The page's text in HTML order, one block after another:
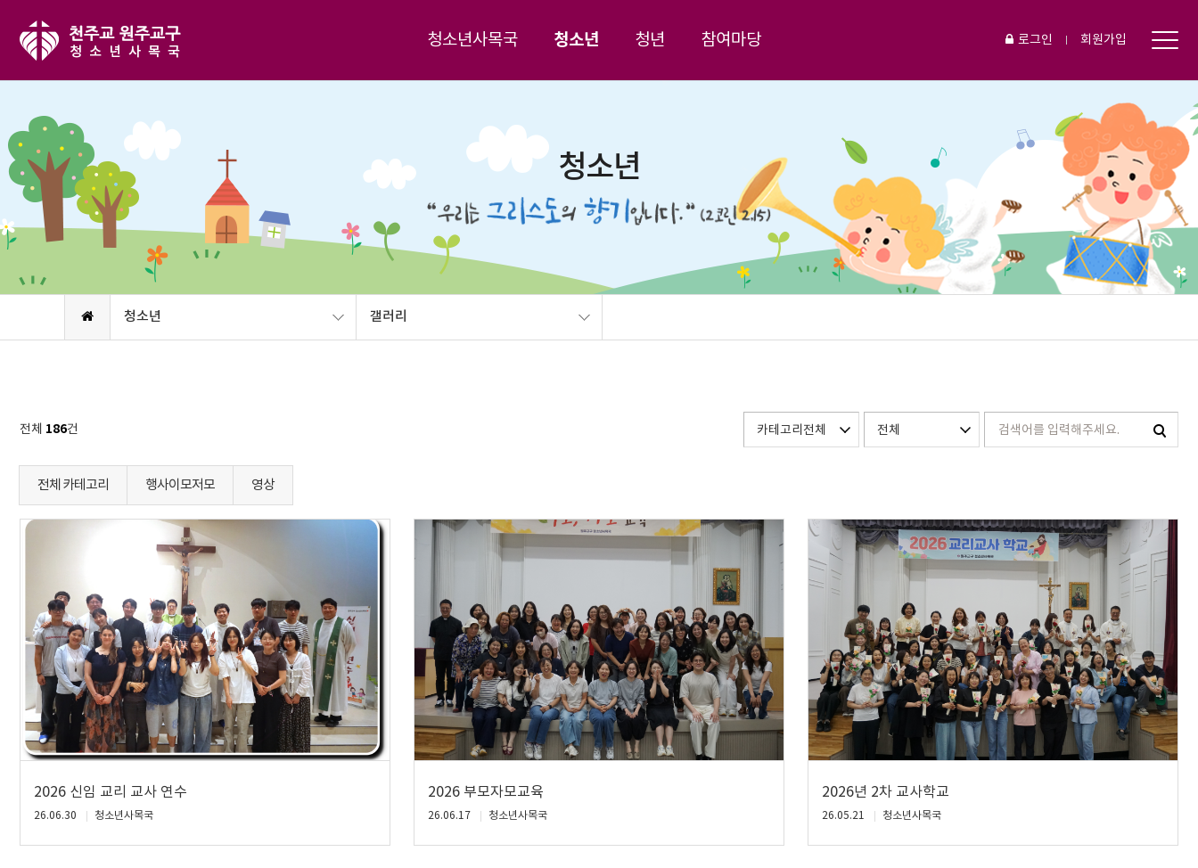
청소년사목국 청소년 청년 참여마당 로그인 회원가입
청소년
청소년 갤러리
전체 186건
전체 카테고리 행사이모저모 영상
2026 신임 교리 교사 연수
26.06.30 청소년사목국
2026 부모자모교육
26.06.17 청소년사목국
2026년 2차 교사학교
26.05.21 청소년사목국